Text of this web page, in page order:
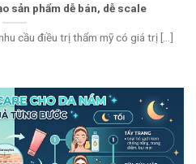
sản phẩm dễ bán, dễ scale
cầu điều trị thẩm mỹ có giá trị [...]